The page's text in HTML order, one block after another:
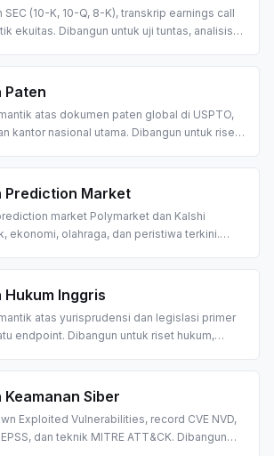
SEC (10-K, 10-Q, 8-K), transkrip earnings call
ekuitas. Dibangun untuk uji tuntas, analisis
Paten
atas dokumen paten global di USPTO,
kantor nasional utama. Dibangun untuk riset
Prediction Market
market Polymarket dan Kalshi
ekonomi, olahraga, dan peristiwa terkini.
probabilitas.
Hukum Inggris
atas yurisprudensi dan legislasi primer
endpoint. Dibangun untuk riset hukum,
berbasis AI.
Siber
Exploited Vulnerabilities, record CVE NVD,
dan teknik MITRE ATT&CK. Dibangun